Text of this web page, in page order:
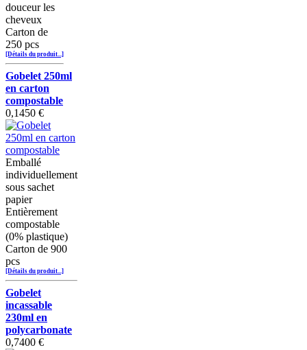
douceur les
cheveux
Carton de
250 pcs
[Détails du produit...]
Gobelet 250ml
en carton
compostable
0,1450 €
Emballé
individuellement
sous sachet
papier
Entièrement
compostable
(0% plastique)
Carton de 900
pcs
[Détails du produit...]
Gobelet
incassable
230ml en
polycarbonate
0,7400 €